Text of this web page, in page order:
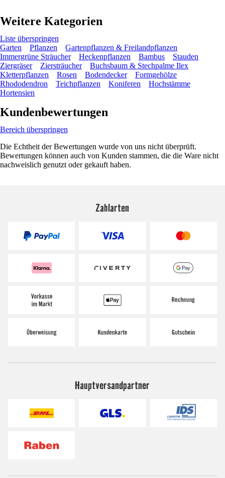
Weitere Kategorien
Liste überspringen
Garten
Pflanzen
Gartenpflanzen & Freilandpflanzen
Immergrüne Sträucher
Heckenpflanzen Bambus
Stauden
Ziergräser
Ziersträucher
Buchsbaum & Stechpalme Ilex
Kletterpflanzen
Rosen Bodendecker
Formgehölze
Rhododendron
Teichpflanzen Koniferen
Hochstämme
Hortensien
Kundenbewertungen
Bereich überspringen
Die Echtheit der Bewertungen wurde von uns nicht überprüft.
Bewertungen können auch von Kunden stammen, die die Ware nicht
nachweislich genutzt oder gekauft haben.
Zahlarten
Hauptversandpartner